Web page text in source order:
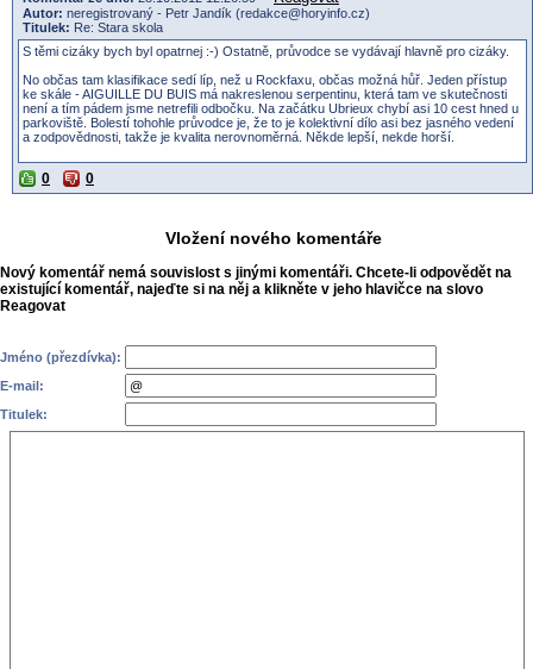
Autor: neregistrovaný - Petr Jandík (redakce@horyinfo.cz)
Titulek: Re: Stara skola
S těmi cizáky bych byl opatrnej :-) Ostatně, průvodce se vydávají hlavně pro cizáky.
No občas tam klasifikace sedí líp, než u Rockfaxu, občas možná hůř. Jeden přístup
ke skále - AIGUILLE DU BUIS má nakreslenou serpentinu, která tam ve skutečnosti
není a tím pádem jsme netrefili odbočku. Na začátku Ubrieux chybí asi 10 cest hned u
parkoviště. Bolestí tohohle průvodce je, že to je kolektivní dílo asi bez jasného vedení
a zodpovědnosti, takže je kvalita nerovnoměrná. Někde lepší, nekde horší.
0 0
Vložení nového komentáře
Nový komentář nemá souvislost s jinými komentáři. Chcete-li odpovědět na
existující komentář, najeďte si na něj a klikněte v jeho hlavičce na slovo
Reagovat
Jméno (přezdívka):
E-mail:
Titulek: